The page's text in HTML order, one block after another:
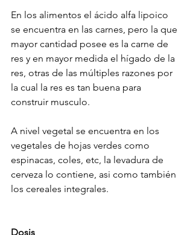
En los alimentos el ácido alfa lipoico
se encuentra en las carnes, pero la que
mayor cantidad posee es la carne de
res y en mayor medida el hígado de la
res, otras de las múltiples razones por
la cual la res es tan buena para
construir musculo.
A nivel vegetal se encuentra en los
vegetales de hojas verdes como
espinacas, coles, etc, la levadura de
cerveza lo contiene, asi como también
los cereales integrales.
Dosis